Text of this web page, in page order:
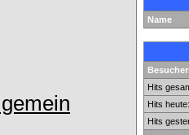
Name
Hits
Hits heute:
Hits